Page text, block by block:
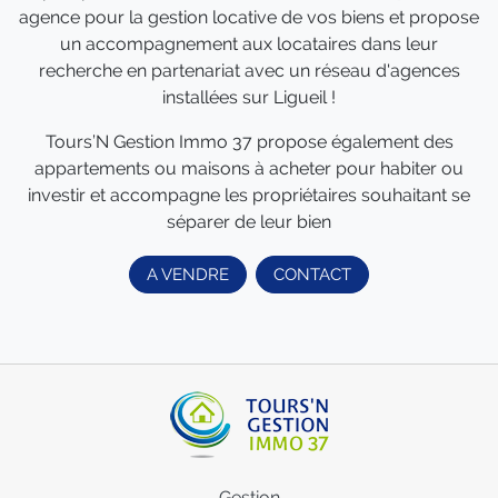
agence pour la gestion locative de vos biens et propose
un accompagnement aux locataires dans leur
recherche en partenariat avec un réseau d'agences
installées sur Ligueil !
Tours’N Gestion Immo 37 propose également des
appartements ou maisons à acheter pour habiter ou
investir et accompagne les propriétaires souhaitant se
séparer de leur bien
A VENDRE CONTACT